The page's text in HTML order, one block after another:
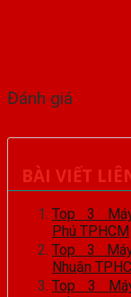
Đánh giá
BÀI VIẾT
Top 3
Phú TPHCM
Top 3
Nhuận
Top 3